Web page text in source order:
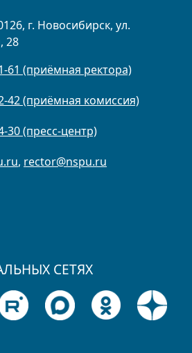
г. Новосибирск, ул.
28
61 (приёмная ректора)
42 (приёмная комиссия)
30 (пресс-центр)
, rector@nspu.ru
СЕТЯХ